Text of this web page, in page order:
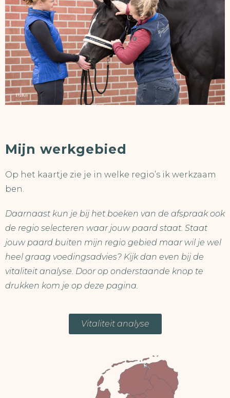
Mijn werkgebied
Op het kaartje zie je in welke regio’s ik werkzaam
ben.
Daarnaast kun je bij het boeken van de afspraak ook
de regio selecteren waar jouw paard staat. Staat
jouw paard buiten mijn regio gebied maar wil je wel
heel graag voedingsadvies? Kijk dan even bij de
vitaliteit analyse. Door op onderstaande knop te
drukken kom je op deze pagina.
Vitaliteit analyse